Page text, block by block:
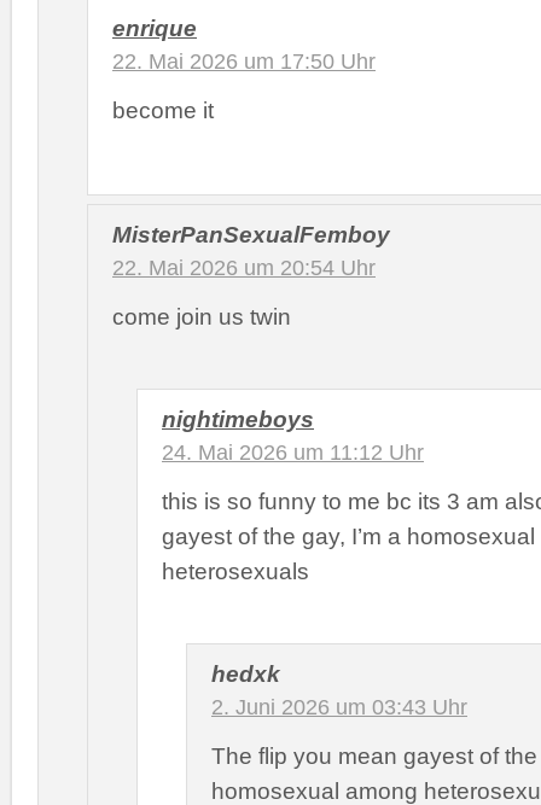
enrique
22. Mai 2026 um 17:50 Uhr
become it
MisterPanSexualFemboy
22. Mai 2026 um 20:54 Uhr
come join us twin
nightimeboys
24. Mai 2026 um 11:12 Uhr
this is so funny to me bc its 3 am
gayest of the gay, I’m a
heterosexuals
hedxk
2. Juni 2026 um 03:43 Uhr
The flip you mean gayest of
homosexual among